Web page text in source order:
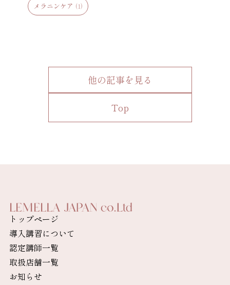
メラニンケア (1)
他の記事を見る
Top
トップページ
導入講習について
認定講師一覧
取扱店舗一覧
お知らせ